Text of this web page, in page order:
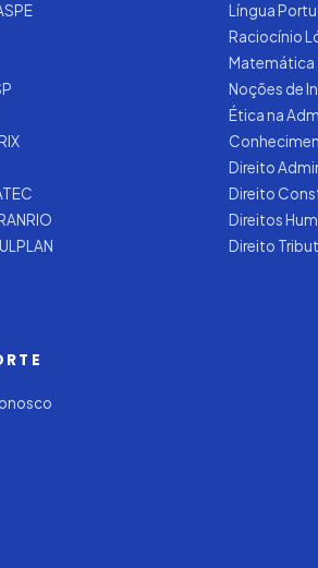
Língua
Raciocínio
Matemática
Noções de
Ética na
Direito
Direito
Direitos
Direito